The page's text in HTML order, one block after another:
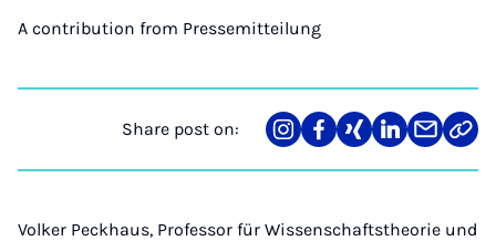
A contribution from Pressemitteilung
Share post on:
Share
on
Teilen
auf
Teilen
auf
Teilen
auf
Teilen
über
Mail
Link
Volker Peckhaus, Professor für Wissenschaftstheorie und